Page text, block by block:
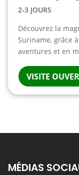
2-3 JOURS
Découvrez la
Suriname, grâce
aventures et en
VISITE
MÉDIAS